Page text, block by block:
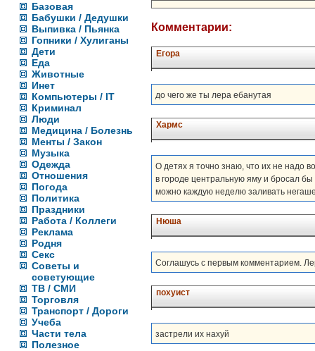
Базовая
Бабушки / Дедушки
Выпивка / Пьянка
Гопники / Хулиганы
Дети
Еда
Животные
Инет
Компьютеры / IT
Криминал
Люди
Медицина / Болезнь
Менты / Закон
Музыка
Одежда
Отношения
Погода
Политика
Праздники
Работа / Коллеги
Реклама
Родня
Секс
Советы и
советующие
ТВ / СМИ
Торговля
Транспорт / Дороги
Учеба
Части тела
Полезное
Комментарии:
Егора
до чего же ты лера ебанутая
Хармс
О детях я точно знаю, что их не надо
в городе центральную яму и бросал
можно каждую неделю заливать
Нюша
Соглашусь с первым комментарием.
похуист
застрели их нахуй